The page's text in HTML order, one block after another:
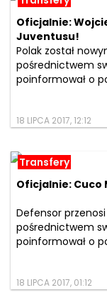
Oficjalnie:
Juventusu!
Polak został
pośrednictwem
poinformował o
18 LIPCA 2017, 12:12
Transfery
Oficjalnie:
Defensor
pośrednictwem
poinformował o
18 LIPCA 2017, 01:12